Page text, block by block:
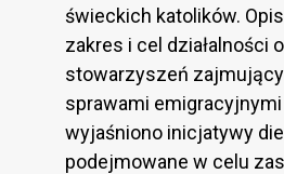
świeckich katolików.
zakres i cel działalności
stowarzyszeń
sprawami
wyjaśniono inicjatywy
podejmowane w celu